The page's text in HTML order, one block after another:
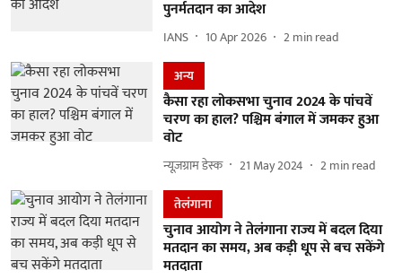
पुनर्मतदान का आदेश
IANS 10 Apr 2026 2min read
अन्य
कैसा रहा लोकसभा चुनाव 2024 के पांचवें
चरण का हाल? पश्चिम बंगाल में जमकर हुआ
वोट
न्यूज़ग्राम डेस्क 21 May 2024 2min read
तेलंगाना
चुनाव आयोग ने तेलंगाना राज्य में बदल दिया
मतदान का समय, अब कड़ी धूप से बच सकेंगे
मतदाता